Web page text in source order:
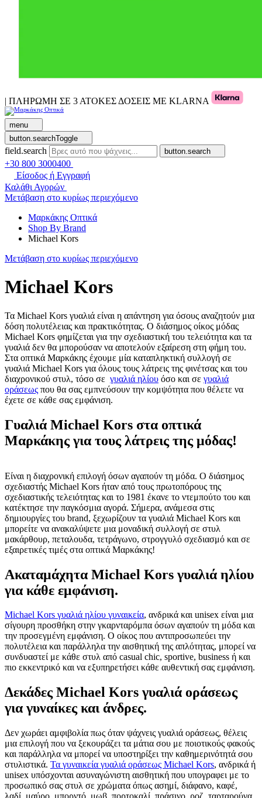
| ΠΛΗΡΩΜΗ ΣΕ 3 ΑΤΟΚΕΣ ΔΟΣΕΙΣ ΜΕ KLARNA
menu
button.searchToggle
field.search button.search
+30 800 3000400
Είσοδος ή Εγγραφή
Καλάθι Αγορών
Μετάβαση στο κυρίως περιεχόμενο
Μαρκάκης Οπτικά
Shop By Brand
Michael Kors
Μετάβαση στο κυρίως περιεχόμενο
Michael Kors
Τα Michael Kors γυαλιά είναι η απάντηση για όσους αναζητούν μια
δόση πολυτέλειας και πρακτικότητας. Ο διάσημος οίκος μόδας
Michael Kors φημίζεται για την σχεδιαστική του τελειότητα και τα
γυαλιά δεν θα μπορούσαν να αποτελούν εξαίρεση στη φήμη του.
Στα οπτικά Μαρκάκης έχουμε μία καταπληκτική συλλογή σε
γυαλιά Michael Kors για όλους τους λάτρεις της φινέτσας και του
διαχρονικού στυλ, τόσο σε γυαλιά ηλίου όσο και σε γυαλιά
οράσεως που θα σας εμπνεύσουν την κομψότητα που θέλετε να
έχετε σε κάθε σας εμφάνιση.
Γυαλιά Michael Kors στα οπτικά
Μαρκάκης για τους λάτρεις της μόδας!
Είναι η διαχρονική επιλογή όσων αγαπούν τη μόδα. Ο διάσημος
σχεδιαστής Michael Kors ήταν από τους πρωτοπόρους της
σχεδιαστικής τελειότητας και το 1981 έκανε το ντεμπούτο του και
κατέκτησε την παγκόσμια αγορά. Σήμερα, ανάμεσα στις
δημιουργίες του brand, ξεχωρίζουν τα γυαλιά Michael Kors και
μπορείτε να ανακαλύψετε μια μοναδική συλλογή σε στυλ
μακάρθουρ, πεταλουδα, τετράγωνο, στρογγυλό σχεδιασμό και σε
εξαιρετικές τιμές στα οπτικά Μαρκάκης!
Ακαταμάχητα Michael Kors γυαλιά ηλίου
για κάθε εμφάνιση.
Michael Kors γυαλιά ηλίου γυναικεία, ανδρικά και unisex είναι μια
σίγουρη προσθήκη στην γκαρνταρόμπα όσων αγαπούν τη μόδα και
την προσεγμένη εμφάνιση. Ο οίκος που αντιπροσωπεύει την
πολυτέλεια και παράλληλα την αισθητική της απλότητας, μπορεί να
συνδυαστεί με κάθε στυλ από casual chic, sportive, business ή και
πιο εκκεντρικό και να εξυπηρετήσει κάθε αυθεντική σας εμφάνιση.
Δεκάδες Michael Kors γυαλιά οράσεως
για γυναίκες και άνδρες.
Δεν χωράει αμφιβολία πως όταν ψάχνεις γυαλιά οράσεως, θέλεις
μια επιλογή που να ξεκουράζει τα μάτια σου με ποιοτικούς φακούς
και παράλληλα να μπορεί να υποστηρίξει την καθημερινότητά σου
στυλιστικά. Τα γυναικεία γυαλιά οράσεως Michael Kors, ανδρικά ή
unisex υπόσχονται ασυναγώνιστη αισθητική που υπογραφει με το
προσωπικό σας στυλ σε χρώματα όπως ασημί, διάφανο, καφέ,